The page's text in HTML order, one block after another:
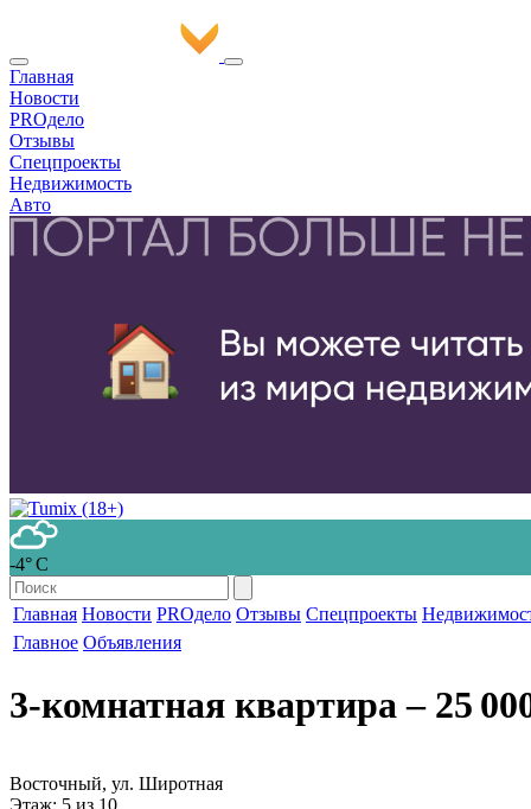
Главная
Новости
PROдело
Отзывы
Спецпроекты
Недвижимость
Авто
-4° С
Главная Новости PROдело Отзывы Спецпроекты
Главное Объявления
3-комнатная квартира ‒ 25
Восточный, ул. Широтная